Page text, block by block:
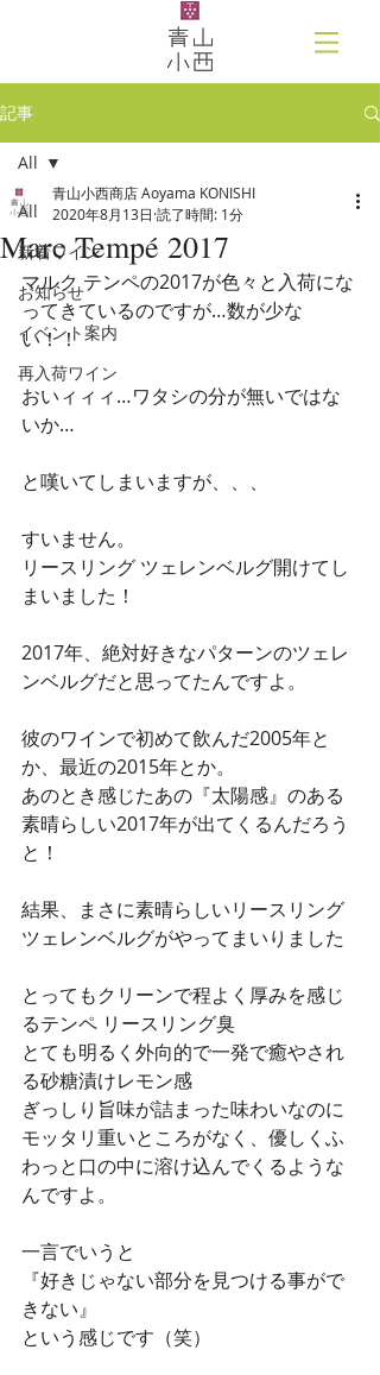
記事
All
新着ワイン
お知らせ
イベント案内
再入荷ワイン
All
Marc Tempé 2017
青山小西商店 Aoyama KONISHI
2020年8月13日 読了時間: 1分
マルク テンペの2017が色々と入荷にな
ってきているのですが…数が少な
い！！
おいィィィ…ワタシの分が無いではな
いか…
と嘆いてしまいますが、、、
すいません。
リースリング ツェレンベルグ開けてし
まいました！
2017年、絶対好きなパターンのツェレ
ンベルグだと思ってたんですよ。
彼のワインで初めて飲んだ2005年と
か、最近の2015年とか。
あのとき感じたあの『太陽感』のある
素晴らしい2017年が出てくるんだろう
と！
結果、まさに素晴らしいリースリング
ツェレンベルグがやってまいりました
とってもクリーンで程よく厚みを感じ
るテンペ リースリング臭
とても明るく外向的で一発で癒やされ
る砂糖漬けレモン感
ぎっしり旨味が詰まった味わいなのに
モッタリ重いところがなく、優しくふ
わっと口の中に溶け込んでくるような
んですよ。
一言でいうと
『好きじゃない部分を見つける事がで
きない』
という感じです（笑）